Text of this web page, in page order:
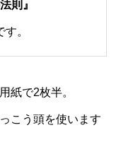
則』
。
紙で2枚半。
こう頭を使います